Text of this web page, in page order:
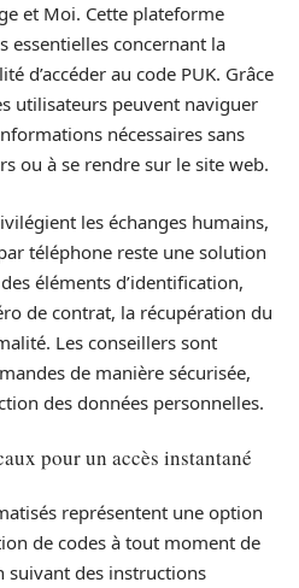
et Moi. Cette plateforme
essentielles concernant la
d’accéder au code PUK. Grâce
utilisateurs peuvent naviguer
nécessaires sans
ou à se rendre sur le site web.
les échanges humains,
téléphone reste une solution
éléments d’identification,
de contrat, la récupération du
Les conseillers sont
de manière sécurisée,
des données personnelles.
pour un accès instantané
représentent une option
de codes à tout moment de
suivant des instructions